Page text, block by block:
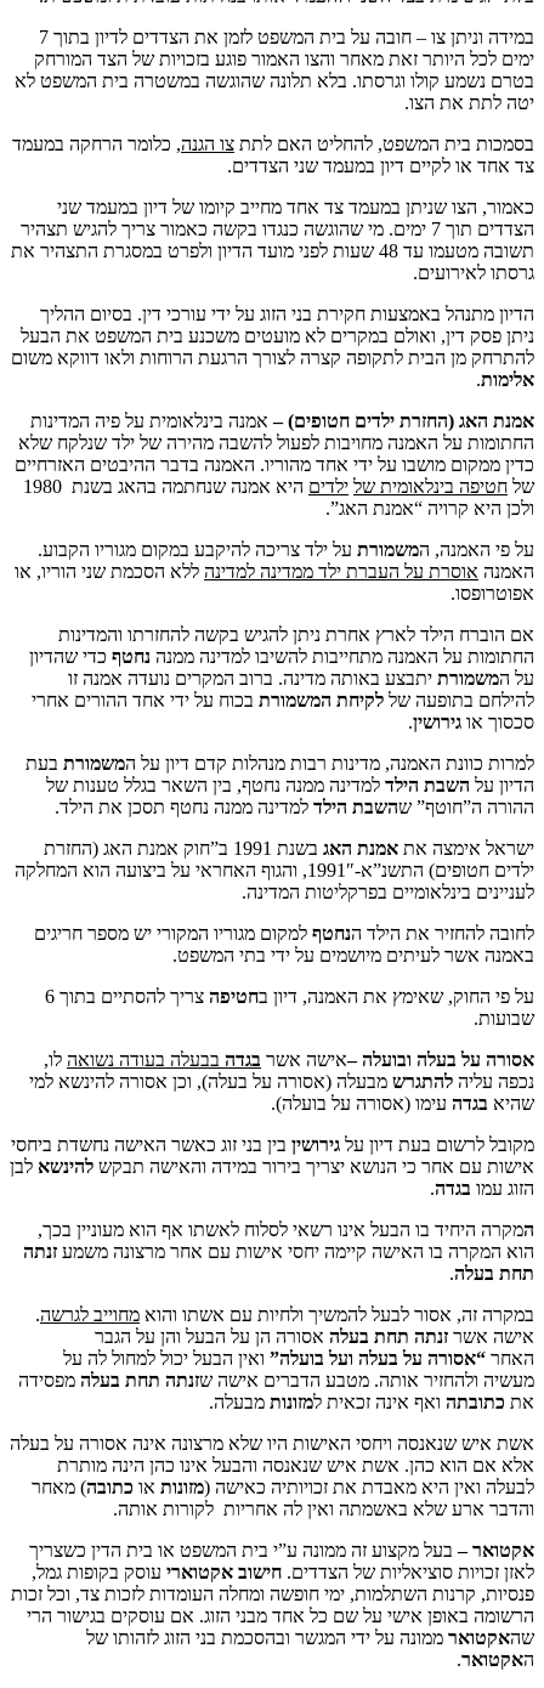
במידה וניתן צו – חובה על בית המשפט לזמן את הצדדים לדיון בתוך 7
זאת מאחר והצו האמור פוגע בזכויות של הצד המורחק
קולו וגרסתו. בלא תלונה שהוגשה במשטרה בית המשפט לא
הצו.
המשפט, להחליט האם לתת צו הגנה, כלומר הרחקה במעמד
דיון במעמד שני הצדדים.
שניתן במעמד צד אחד מחייב קיומו של דיון במעמד שני
הצדדים תוך 7 ימים. מי שהוגשה כנגדו בקשה כאמור צריך להגיש תצהיר
תשובה מטעמו עד 48 שעות לפני מועד הדיון ולפרט במסגרת התצהיר את
באמצעות חקירת בני הזוג על ידי עורכי דין. בסיום ההליך
ואולם במקרים לא מועטים משכנע בית המשפט את הבעל
הבית לתקופה קצרה לצורך הרגעת הרוחות ולאו דווקא משום
ילדים חטופים) – אמנה בינלאומית על פיה המדינות
האמנה מחויבות לפעול להשבה מהירה של ילד שנלקח שלא
מושבו על ידי אחד מהוריו. האמנה בדבר ההיבטים האזרחיים
של ילדים
היא אמנה שנחתמה בהאג בשנת 1980
“אמנת האג”.
המשמורת על ילד צריכה להיקבע במקום מגוריו הקבוע.
על העברת ילד ממדינה למדינהללא הסכמת שני הוריו, או
לארץ אחרת ניתן להגיש בקשה להחזרתו והמדינות
האמנה מתחייבות להשיבו למדינה ממנהנחטף כדי שהדיון
יתבצע באותה מדינה. ברוב המקרים נועדה אמנה זו
שללקיחת המשמורתבכוח על ידי אחד ההורים אחרי
גירושין.
האמנה, מדינות רבות מנהלות קדם דיון על המשמורתבעת
הילדלמדינה ממנה נחטף, בין השאר בגלל טענות של
ש השבת הילדלמדינה ממנה נחטף תסכן את הילד.
את אמנת האג
בשנת 1991 ב”חוק אמנת האג (החזרת
ילדים חטופים) התשנ”א-1991″, והגוף האחראי על ביצועה הוא המחלקה
בפרקליטות המדינה.
את הילד ה נחטףלמקום מגוריו המקורי יש מספר חריגים
לעיתים מיושמים על ידי בתי המשפט.
שאימץ את האמנה, דיון בחטיפה צריך להסתיים בתוך 6
ובועלה –אישה אשר בגדהבבעלה בעודה נשואהלו,
להתגרשמבעלה (אסורה על בעלה), וכן אסורה להינשא למי
עימו (אסורה על בועלה).
בעת דיון עלגירושין בין בני זוג כאשר האישה נחשדת ביחסי
כי הנושא יצריך בירור במידה והאישה תבקשלהינשאלבן
.
בו הבעל אינו רשאי לסלוח לאשתו אף הוא מעוניין בכך,
בו האישה קיימה יחסי אישות עם אחר מרצונה משמעזנתה
.
אסור לבעל להמשיך ולחיות עם אשתו והואמחוייב לגרשה.
זנתה תחת בעלה אסורה הן על הבעל והן על הגבר
על בעלה ועל בועלה” ואין הבעל יכול למחול לה על
אותה. מטבע הדברים אישה שזנתה תחת בעלהמפסידה
ואף אינה זכאית למזונותמבעלה.
ויחסי האישות היו שלא מרצונה אינה אסורה על בעלה
כהן. אשת איש שנאנסה והבעל אינו כהן הינה מותרת
היא מאבדת את זכויותיה כאישה (מזונותאוכתובה) מאחר
שלא באשמתה ואין לה אחריות לקורות אותה.
בעל מקצוע זה ממונה ע”י בית המשפט או בית הדין כשצריך
סוציאליות של הצדדים.חישוב אקטואריעוסק בקופות גמל,
השתלמות, ימי חופשה ומחלה העומדות לזכות צד, וכל זכות
אישי על שם כל אחד מבני הזוג. אם עוסקים בגישור הרי
ממונה על ידי המגשר ובהסכמת בני הזוג לזהותו של